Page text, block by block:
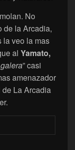
No
de la Arcadia,
la veo la mas
al Yamato,
” casi
amenazador
La Arcadia